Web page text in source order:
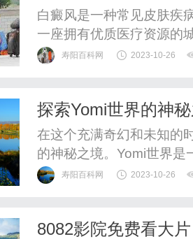
白癜风是一种常见皮肤疾
一座拥有优质医疗资源的
好的医院。1.北京积水潭
院，北京大学人民医院拥
寿阳百科网 2023-10-26
探索Yomi世界的神
在这个充满奇幻和未知的
的神秘之境。Yomi世界
人难以置信的景观。在
体，甚至改变自然规律。
寿阳百科网 2023-10-26
8082影院免费看大片